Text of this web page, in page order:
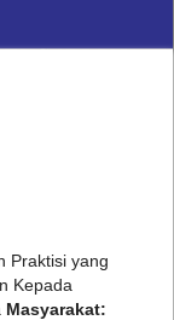
Praktisi yang
Kepada
Masyarakat: